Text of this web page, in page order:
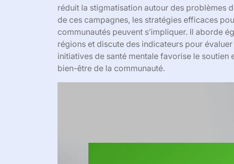
réduit la stigmatisation autour des problèmes
de ces campagnes, les stratégies efficaces
communautés peuvent s’impliquer. Il aborde
régions et discute des indicateurs pour
initiatives de santé mentale favorise le
bien-être de la communauté.